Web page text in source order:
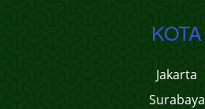
KOTA
Jakarta
Surabaya